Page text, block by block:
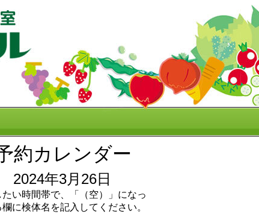
約カレンダー
2024年3月26日
たい時間帯で、「（空）」になっ
に検体名を記入してください。